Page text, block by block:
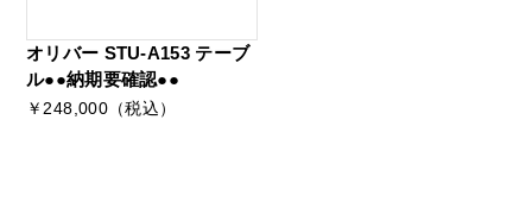
オリバー STU-A153 テーブ
ル●●納期要確認●●
￥248,000（税込）